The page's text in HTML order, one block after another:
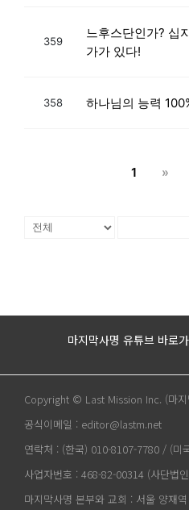
359
느후스단인가? 십
가가 있다!
358 하나님의 능력
1 »
마지막사명 유튜브 바로
Copyright © Last Mission Inc. (마지
공식이메일 : editor@lastm.net
연락처 : (한국) 010-8107-7780 / (미
사업자번호 : 468-82-00314 (사단법
마지막사명 본부와 교회 : 서울 양재